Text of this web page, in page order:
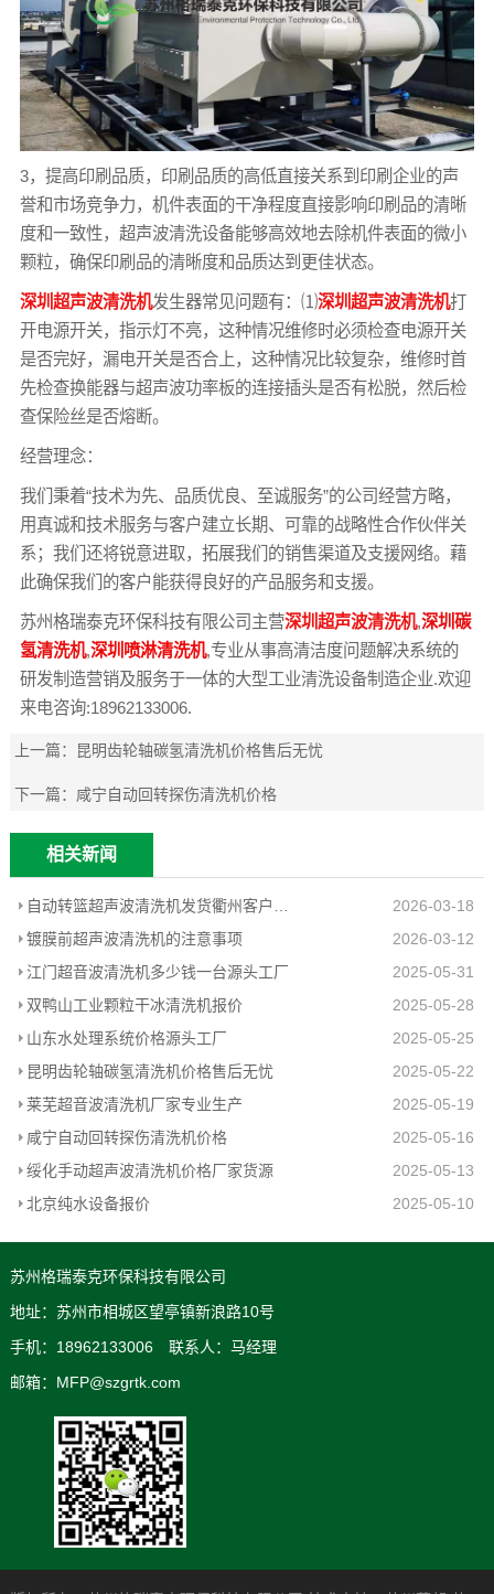
3，提高印刷品质，印刷品质的高低直接关系到印刷企业的声
誉和市场竞争力，机件表面的干净程度直接影响印刷品的清晰
度和一致性，超声波清洗设备能够高效地去除机件表面的微小
颗粒，确保印刷品的清晰度和品质达到更佳状态。
深圳超声波清洗机发生器常见问题有：⑴深圳超声波清洗机打
开电源开关，指示灯不亮，这种情况维修时必须检查电源开关
是否完好，漏电开关是否合上，这种情况比较复杂，维修时首
先检查换能器与超声波功率板的连接插头是否有松脱，然后检
查保险丝是否熔断。
经营理念：
我们秉着“技术为先、品质优良、至诚服务”的公司经营方略，
用真诚和技术服务与客户建立长期、可靠的战略性合作伙伴关
系；我们还将锐意进取，拓展我们的销售渠道及支援网络。藉
此确保我们的客户能获得良好的产品服务和支援。
苏州格瑞泰克环保科技有限公司主营深圳超声波清洗机,深圳碳
氢清洗机,深圳喷淋清洗机,专业从事高清洁度问题解决系统的
研发制造营销及服务于一体的大型工业清洗设备制造企业.欢迎
来电咨询:18962133006.
上一篇： 昆明齿轮轴碳氢清洗机价格售后无忧
下一篇： 咸宁自动回转探伤清洗机价格
相关新闻
2026-03-18
镀膜前超声波清洗机的注意事项
2026-03-12
江门超音波清洗机多少钱一台源头工厂
2025-05-31
双鸭山工业颗粒干冰清洗机报价
2025-05-28
山东水处理系统价格源头工厂
2025-05-25
昆明齿轮轴碳氢清洗机价格售后无忧
2025-05-22
莱芜超音波清洗机厂家专业生产
2025-05-19
咸宁自动回转探伤清洗机价格
2025-05-16
绥化手动超声波清洗机价格厂家货源
2025-05-13
北京纯水设备报价
2025-05-10
苏州格瑞泰克环保科技有限公司
地址：苏州市相城区望亭镇新浪路10号
手机：18962133006 联系人：马经理
邮箱：MFP@szgrtk.com